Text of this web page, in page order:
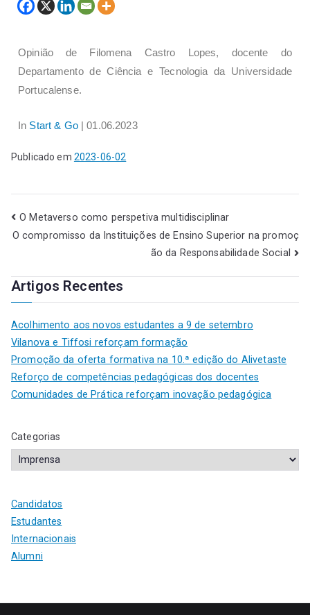
Opinião de Filomena Castro Lopes, docente do
Departamento de Ciência e Tecnologia da Universidade
Portucalense.
In Start & Go| 01.06.2023
Publicado em 2023-06-02
O Metaverso como perspetiva multidisciplinar
O compromisso da Instituições de Ensino Superior na promoç
ão da Responsabilidade Social
Artigos Recentes
Acolhimento aos novos estudantes a 9 de setembro
Vilanova e Tiffosi reforçam formação
Promoção da oferta formativa na 10.ª edição do Alivetaste
Reforço de competências pedagógicas dos docentes
Comunidades de Prática reforçam inovação pedagógica
Categorias
Candidatos
Estudantes
Internacionais
Alumni